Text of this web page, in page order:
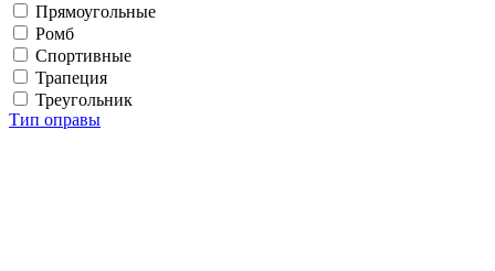
Прямоугольные
Ромб
Спортивные
Трапеция
Треугольник
Тип оправы